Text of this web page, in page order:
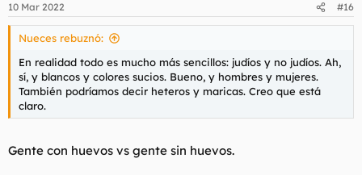
e
s
10 Mar 2022 #16
Nueces rebuznó:
En realidad todo es mucho más sencillos: judíos y no judíos. Ah,
sí, y blancos y colores sucios. Bueno, y hombres y mujeres.
También podríamos decir heteros y maricas. Creo que está
claro.
Gente con huevos vs gente sin huevos.